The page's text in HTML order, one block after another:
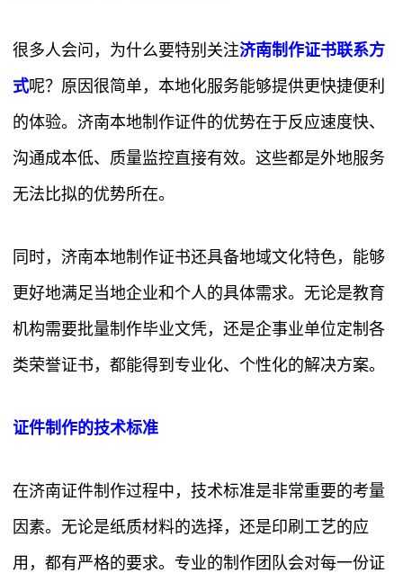
很多人会问，为什么要特别关注济南制作证书联系方
式呢？原因很简单，本地化服务能够提供更快捷便利
的体验。济南本地制作证件的优势在于反应速度快、
沟通成本低、质量监控直接有效。这些都是外地服务
无法比拟的优势所在。
同时，济南本地制作证书还具备地域文化特色，能够
更好地满足当地企业和个人的具体需求。无论是教育
机构需要批量制作毕业文凭，还是企事业单位定制各
类荣誉证书，都能得到专业化、个性化的解决方案。
证件制作的技术标准
在济南证件制作过程中，技术标准是非常重要的考量
因素。无论是纸质材料的选择，还是印刷工艺的应
用，都有严格的要求。专业的制作团队会对每一份证